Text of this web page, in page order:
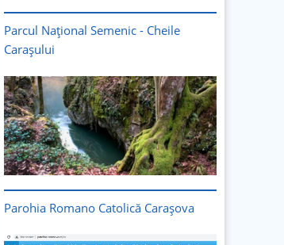
Parcul Național Semenic - Cheile
Carașului
Imagine
Parohia Romano Catolică Carașova